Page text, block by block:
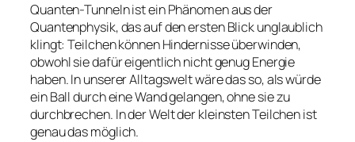
Quanten-Tunneln ist ein Phänomen aus der
Quantenphysik, das auf den ersten Blick unglaublich
klingt: Teilchen können Hindernisse überwinden,
obwohl sie dafür eigentlich nicht genug Energie
haben. In unserer Alltagswelt wäre das so, als würde
ein Ball durch eine Wand gelangen, ohne sie zu
durchbrechen. In der Welt der kleinsten Teilchen ist
genau das möglich.